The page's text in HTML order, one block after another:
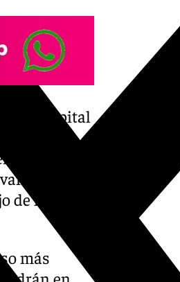
capital
El
los 9º
más
en